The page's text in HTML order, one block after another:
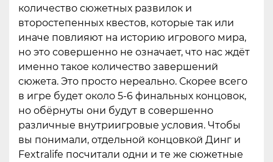
количество сюжетных развилок и
второстепенных квестов, которые так или
иначе повлияют на историю игрового мира,
но это совершенно не означает, что нас ждёт
именно такое количество завершений
сюжета. Это просто нереально. Скорее всего
в игре будет около 5-6 финальных концовок,
но обёрнуты они будут в совершенно
различные внутриигровые условия. Чтобы
вы понимали, отдельной концовкой Динг и
Fextralife посчитали одни и те же сюжетные